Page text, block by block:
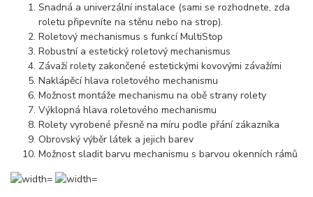
Snadná a univerzální instalace (sami se rozhodnete, zda
roletu připevníte na stěnu nebo na strop).
Roletový mechanismus s funkcí MultiStop
Robustní a estetický roletový mechanismus
Závaží rolety zakončené estetickými kovovými závažími
Naklápěcí hlava roletového mechanismu
Možnost montáže mechanismu na obě strany rolety
Výklopná hlava roletového mechanismu
Rolety vyrobené přesně na míru podle přání zákazníka
Obrovský výběr látek a jejich barev
Možnost sladit barvu mechanismu s barvou okenních rámů